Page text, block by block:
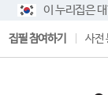
이 누리집은
집필 참여하기 사전